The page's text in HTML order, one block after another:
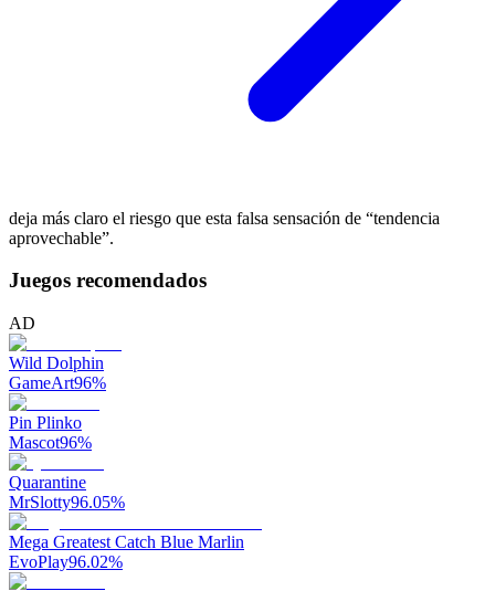
deja más claro el riesgo que esta falsa sensación de “tendencia
aprovechable”.
Juegos recomendados
AD
Wild Dolphin
GameArt96%
Pin Plinko
Mascot96%
Quarantine
MrSlotty96.05%
Mega Greatest Catch Blue Marlin
EvoPlay96.02%